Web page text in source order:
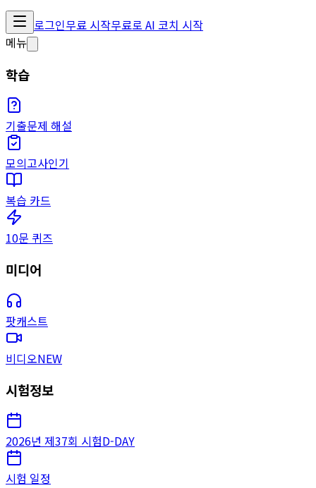
로그인무료 시작무료로 AI 코치 시작
메뉴
학습
기출문제 해설
모의고사인기
복습 카드
10문 퀴즈
미디어
팟캐스트
비디오NEW
시험정보
2026년 제37회 시험D-DAY
시험 일정